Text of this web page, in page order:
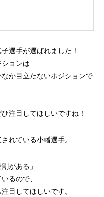
選手が選ばれました！
ションは
か目立たないポジションで
注目してほしいですね！
れている小幡選手。
がある」
るので、
目してほしいです。